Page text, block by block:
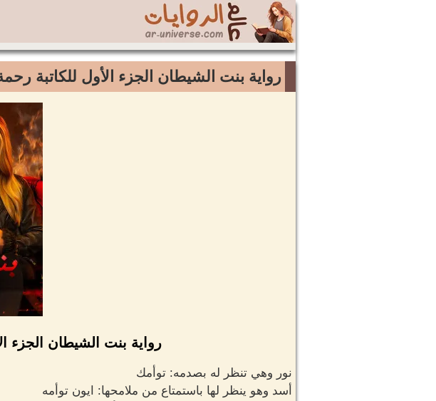
رواية بنت الشيطان الجزء الأول للكاتبة
رواية بنت الشيطان الجزء
نور وهي تنظر له بصدمه: توأمك
أسد وهو ينظر لها باستمتاع من ملامحها: ايون توأمه